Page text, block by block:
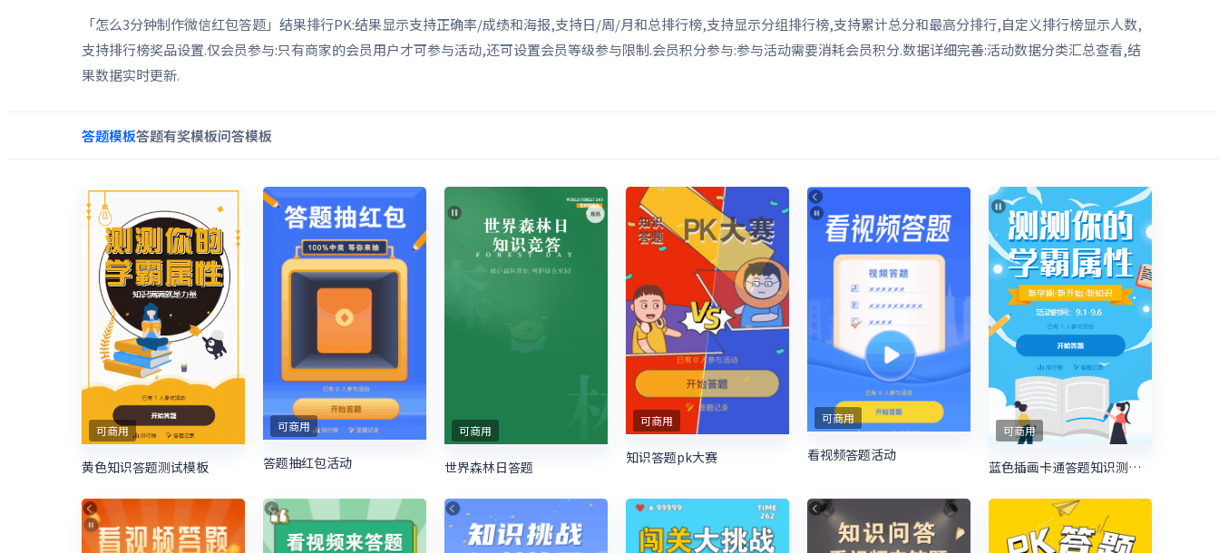
「怎么3分钟制作微信红包答题」结果排行PK:结果显示支持正确率/成绩和海报,支持日/周/月和总排行榜,支持显示分组排行榜,支持累计总分和最高分排行,自定义排行榜显示人数,
支持排行榜奖品设置.仅会员参与:只有商家的会员用户才可参与活动,还可设置会员等级参与限制.会员积分参与:参与活动需要消耗会员积分.数据详细完善:活动数据分类汇总查看,结
果数据实时更新.
答题模板答题有奖模板问答模板
可商用
黄色知识答题测试模板
可商用
答题抽红包活动
可商用
世界森林日答题
可商用
知识答题pk大赛
可商用
看视频答题活动
可商用
蓝色插画卡通答题知识测试模板